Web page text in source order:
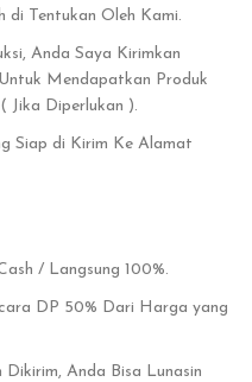
di Tentukan Oleh Kami.
Anda Saya Kirimkan
Mendapatkan Produk
Jika Diperlukan ).
Siap di Kirim Ke Alamat
/ Langsung 100%.
DP 50% Dari Harga yang
Dikirim, Anda Bisa Lunasin